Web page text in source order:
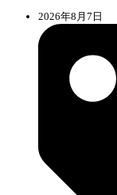
2026年8月7日